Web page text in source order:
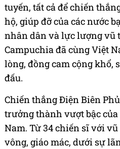
tuyến, tất cả để chiến
hộ, giúp đỡ của các nước
nhân dân và lực lượng vũ
Campuchia đã cùng Việt
lòng, đồng cam cộng khổ,
đấu.
Chiến thắng Điện Biên
trưởng thành vượt bậc
Nam. Từ 34 chiến sĩ với
vông, giáo mác, dưới sự